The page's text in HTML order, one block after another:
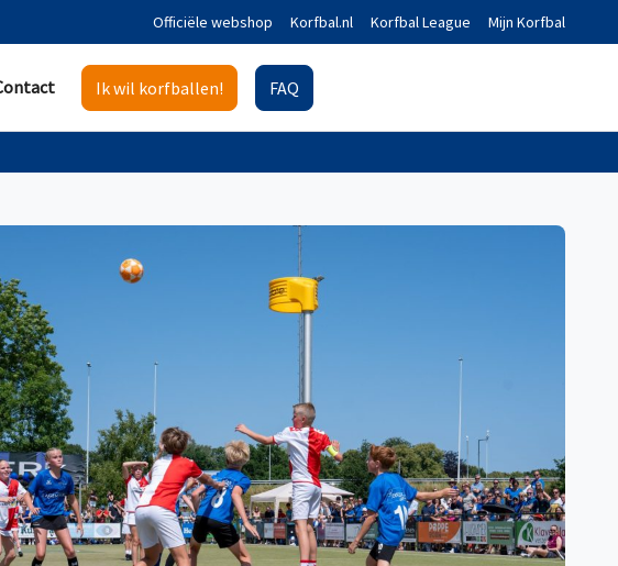
Officiële webshop Korfbal.nl Korfbal League Mijn Korfbal
Ik wil korfballen! FAQ